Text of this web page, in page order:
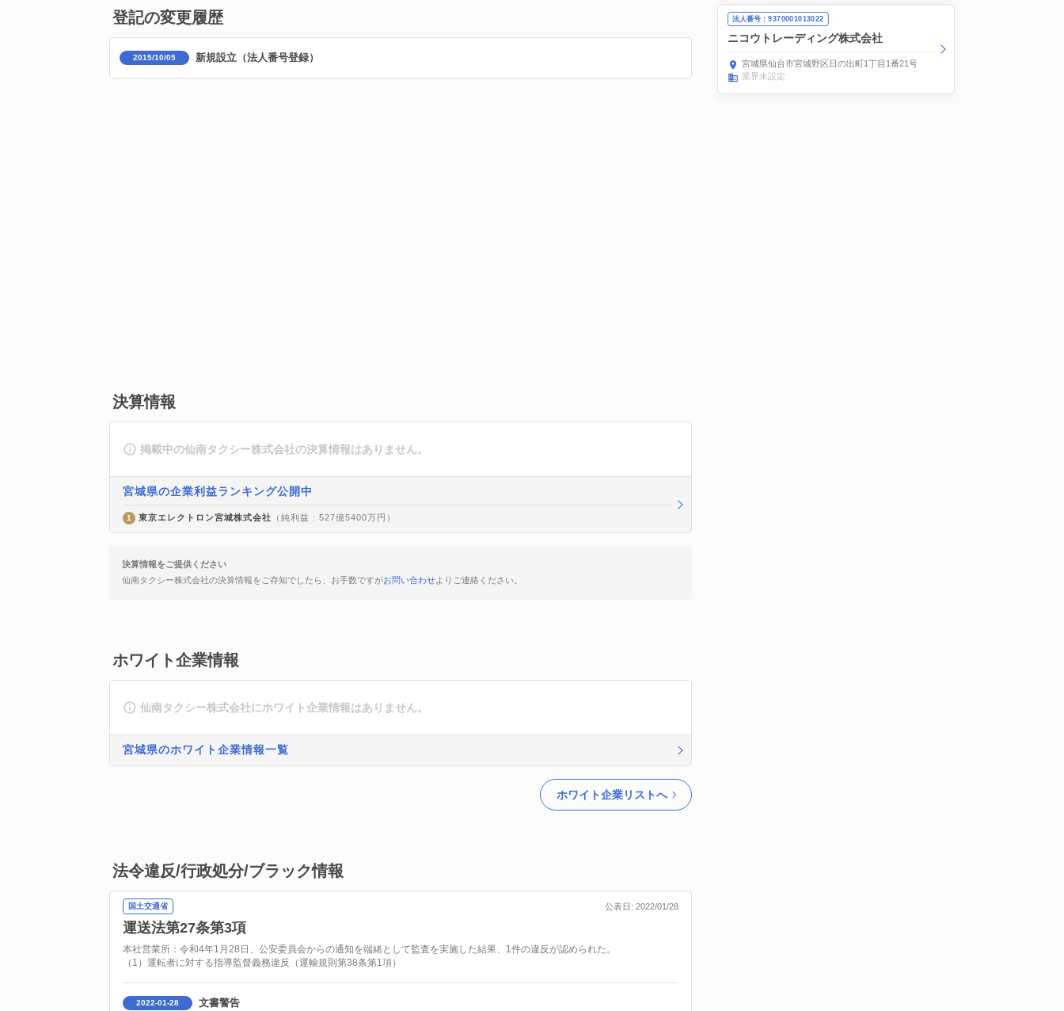
登記の変更履歴
2015/10/05 新規設立（法人番号登録）
決算情報
掲載中の仙南タクシー株式会社の決算情報はありません。
宮城県の企業利益ランキング公開中
1 東京エレクトロン宮城株式会社 （純利益 : 527億5400万円）
決算情報をご提供ください
仙南タクシー株式会社の決算情報をご存知でしたら、お手数ですがお問い合わせよりご連絡ください。
ホワイト企業情報
仙南タクシー株式会社にホワイト企業情報はありません。
宮城県のホワイト企業情報一覧
ホワイト企業リストへ
法令違反/行政処分/ブラック情報
公表日: 2022/01/28
国土交通省
運送法第27条第3項
本社営業所：令和4年1月28日、公安委員会からの通知を端緒として監査を実施した結果、1件の違反が認められた。
（1）運転者に対する指導監督義務違反（運輸規則第38条第1項）
2022-01-28 文書警告
法人番号：9370001013022
ニコウトレーディング株式会社
宮城県仙台市宮城野区日の出町1丁目1番21号
業界未設定